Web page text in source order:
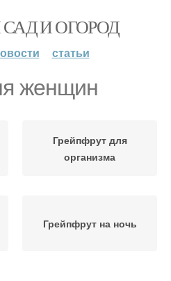
И ОГОРОД
статьи
женщин
Грейпфрут для
организма
Грейпфрут на ночь